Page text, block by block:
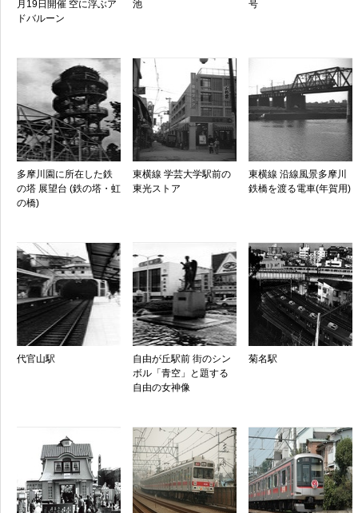
月19日開催 空に浮ぶア
ドバルーン
池
号
多摩川園に所在した鉄
の塔 展望台 (鉄の塔・虹
の橋)
東横線 学芸大学駅前の
東光ストア
東横線 沿線風景多摩川
鉄橋を渡る電車(年賀用)
代官山駅
自由が丘駅前 街のシン
ボル「青空」と題する
自由の女神像
菊名駅